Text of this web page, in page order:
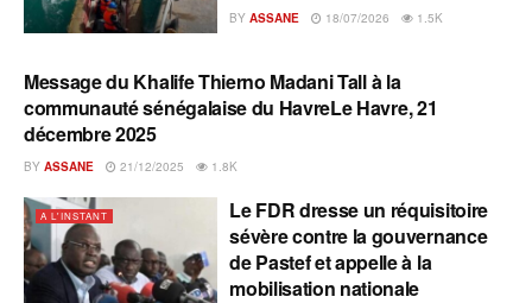
BY ASSANE 18/07/2026 1.5K
A L'INSTANT
Message du Khalife Thierno Madani Tall à la
communauté sénégalaise du HavreLe Havre, 21
décembre 2025
BY ASSANE 21/12/2025 1.8K
A L'INSTANT
Le FDR dresse un réquisitoire
sévère contre la gouvernance
de Pastef et appelle à la
mobilisation nationale